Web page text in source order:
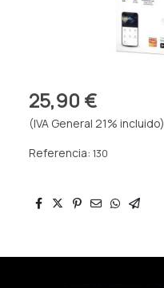
25,90 €
(IVA General 21% incluido)
Referencia: 130